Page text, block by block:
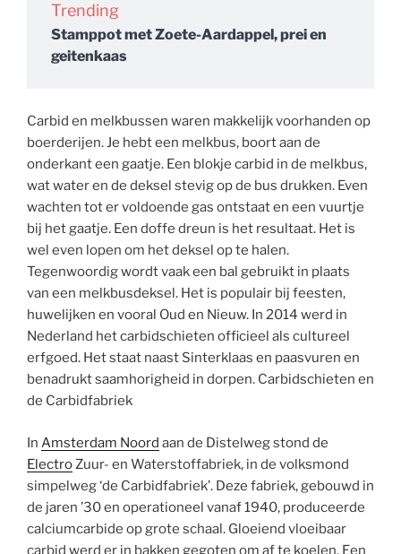
Trending
Stamppot met Zoete-Aardappel, prei en
geitenkaas
Carbid en melkbussen waren makkelijk voorhanden op
boerderijen. Je hebt een melkbus, boort aan de
onderkant een gaatje. Een blokje carbid in de melkbus,
wat water en de deksel stevig op de bus drukken. Even
wachten tot er voldoende gas ontstaat en een vuurtje
bij het gaatje. Een doffe dreun is het resultaat. Het is
wel even lopen om het deksel op te halen.
Tegenwoordig wordt vaak een bal gebruikt in plaats
van een melkbusdeksel. Het is populair bij feesten,
huwelijken en vooral Oud en Nieuw. In 2014 werd in
Nederland het carbidschieten officieel als cultureel
erfgoed. Het staat naast Sinterklaas en paasvuren en
benadrukt saamhorigheid in dorpen. Carbidschieten en
de Carbidfabriek
In Amsterdam Noord aan de Distelweg stond de
ElectroZuur- en Waterstoffabriek, in de volksmond
simpelweg ‘de Carbidfabriek’. Deze fabriek, gebouwd in
de jaren ’30 en operationeel vanaf 1940, produceerde
calciumcarbide op grote schaal. Gloeiend vloeibaar
carbid werd er in bakken gegoten om af te koelen. Een